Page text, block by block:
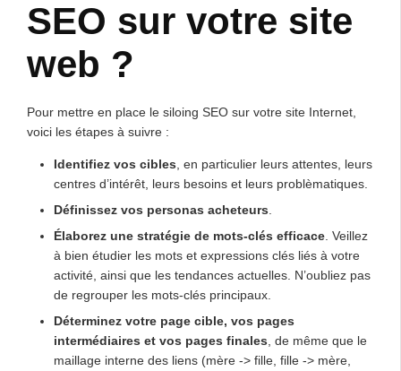
SEO sur votre site
web ?
Pour mettre en place le siloing SEO sur votre site Internet,
voici les étapes à suivre :
Identifiez vos cibles , en particulier leurs attentes, leurs
centres d’intérêt, leurs besoins et leurs problèmatiques.
Définissez vos personas acheteurs
Élaborez une stratégie de mots-clés efficace . Veillez
à bien étudier les mots et expressions clés liés à votre
activité, ainsi que les tendances actuelles. N’oubliez pas
de regrouper les mots-clés principaux.
Déterminez votre page cible, vos pages
intermédiaires et vos pages finales , de même que le
maillage interne des liens (mère -> fille, fille -> mère,